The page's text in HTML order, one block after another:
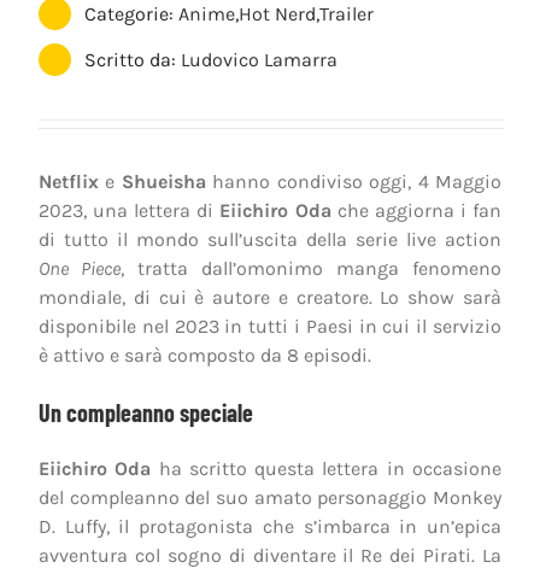
Categorie:Anime,Hot Nerd,Trailer
Scritto da: Ludovico Lamarra
Netflix e Shueisha hanno condiviso oggi, 4 Maggio
2023, una lettera di Eiichiro Oda che aggiorna i fan
di tutto il mondo sull’uscita della serie live action
One Piece, tratta dall’omonimo manga fenomeno
mondiale, di cui è autore e creatore. Lo show sarà
disponibile nel 2023 in tutti i Paesi in cui il servizio
è attivo e sarà composto da 8 episodi.
Un compleanno speciale
Eiichiro Oda ha scritto questa lettera in occasione
del compleanno del suo amato personaggio Monkey
D. Luffy, il protagonista che s’imbarca in un’epica
avventura col sogno di diventare il Re dei Pirati. La